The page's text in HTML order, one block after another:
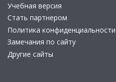
Учебная версия
Стать партнером
Политика конфиденциальности
Замечания по сайту
Другие сайты